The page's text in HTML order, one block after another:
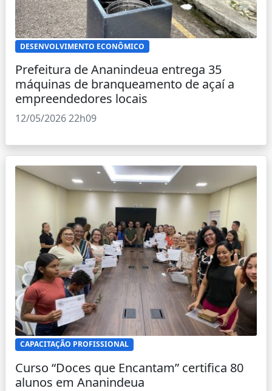
DESENVOLVIMENTO ECONÔMICO
Prefeitura de Ananindeua entrega 35
máquinas de branqueamento de açaí a
empreendedores locais
12/05/2026 22h09
CAPACITAÇÃO PROFISSIONAL
Curso “Doces que Encantam” certifica 80
alunos em Ananindeua